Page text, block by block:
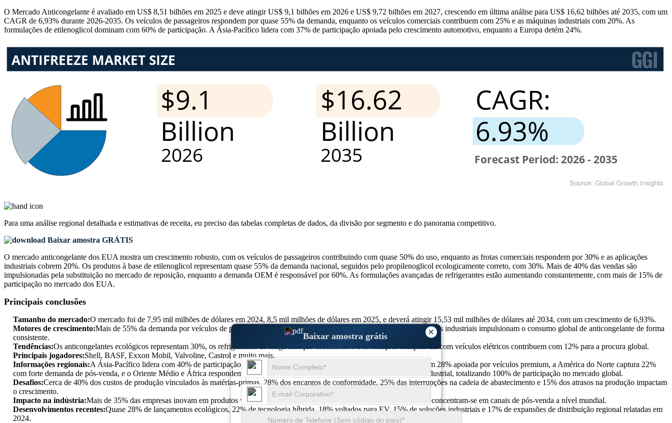
×
Baixar amostra grátis
O Mercado Anticongelante é avaliado em US$ 8,51 bilhões em 2025 e deve atingir US$ 9,1 bilhões em 2026 e US$ 9,72 bilhões em 2027, crescendo em última análise para US$ 16,62 bilhões até 2035, com um
CAGR de 6,93% durante 2026-2035. Os veículos de passageiros respondem por quase 55% da demanda, enquanto os veículos comerciais contribuem com 25% e as máquinas industriais com 20%. As
formulações de etilenoglicol dominam com 60% de participação. A Ásia-Pacífico lidera com 37% de participação apoiada pelo crescimento automotivo, enquanto a Europa detém 24%.
Para uma análise regional detalhada e estimativas de receita, eu preciso das tabelas completas de dados, da divisão por segmento e do panorama competitivo.
Baixar amostra GRÁTIS
O mercado anticongelante dos EUA mostra um crescimento robusto, com os veículos de passageiros contribuindo com quase 50% do uso, enquanto as frotas comerciais respondem por 30% e as aplicações
industriais cobrem 20%. Os produtos à base de etilenoglicol representam quase 55% da demanda nacional, seguidos pelo propilenoglicol ecologicamente correto, com 30%. Mais de 40% das vendas são
impulsionadas pela substituição no mercado de reposição, enquanto a demanda OEM é responsável por 60%. As formulações avançadas de refrigerantes estão aumentando constantemente, com mais de 15% de
participação no mercado dos EUA.
Principais conclusões
Tamanho do mercado:O mercado foi de 7,95 mil milhões de dólares em 2024, 8,5 mil milhões de dólares em 2025, e deverá atingir 15,53 mil milhões de dólares até 2034, com um crescimento de 6,93%.
Motores de crescimento:Mais de 55% da demanda por veículos de passageiros, 25% de veículos comerciais e 20% do uso de máquinas industriais impulsionam o consumo global de anticongelante de forma
consistente.
Tendências:Os anticongelantes ecológicos representam 30%, os refrigerantes de longa duração cobrem 35% e as soluções compatíveis com veículos elétricos contribuem com 12% para a procura global.
Principais jogadores:Shell, BASF, Exxon Mobil, Valvoline, Castrol e muito mais.
Informações regionais:A Ásia-Pacífico lidera com 40% de participação impulsionada pela alta produção automotiva, a Europa detém 28% apoiada por veículos premium, a América do Norte captura 22%
com forte demanda de pós-venda, e o Oriente Médio e África respondem por 10% devido ao aumento da frota comercial e do uso industrial, totalizando 100% de participação no mercado global.
Desafios:Cerca de 40% dos custos de produção vinculados às matérias-primas, 28% dos encargos de conformidade, 25% das interrupções na cadeia de abastecimento e 15% dos atrasos na produção impactam
o crescimento.
Impacto na indústria:Mais de 35% das empresas inovam em produtos verdes, 40% dos investimentos visam a Ásia-Pacífico e 20% concentram-se em canais de pós-venda a nível mundial.
Desenvolvimentos recentes:Quase 28% de lançamentos ecológicos, 22% de tecnologia híbrida, 18% voltados para EV, 15% de soluções industriais e 17% de expansões de distribuição regional relatadas em
2024.